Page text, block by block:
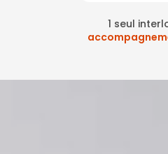
1 seul